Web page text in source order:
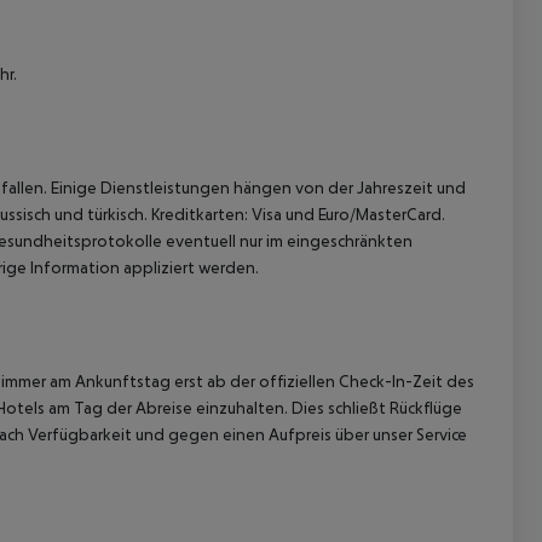
Einige Dienstleistungen hängen von der Jahreszeit und
und türkisch. Kreditkarten: Visa und Euro/MasterCard.
eventuell nur im eingeschränkten
Information appliziert werden.
am Ankunftstag erst ab der offiziellen Check-In-Zeit des
am Tag der Abreise einzuhalten. Dies schließt Rückflüge
Verfügbarkeit und gegen einen Aufpreis über unser Service
akzeptieren